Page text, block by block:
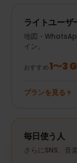
ライトユーザ
地図・
イン。
おすすめ1〜3
プランを見る
毎日使う人
さらにSNS、音